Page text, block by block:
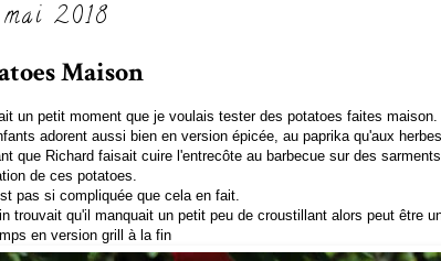
2018
Maison
un petit moment que je voulais tester des potatoes faites maison.
adorent aussi bien en version épicée, au paprika qu'aux
que Richard faisait cuire l'entrecôte au barbecue sur des
de ces potatoes.
pas si compliquée que cela en fait.
trouvait qu'il manquait un petit peu de croustillant alors peut être
en version grill à la fin